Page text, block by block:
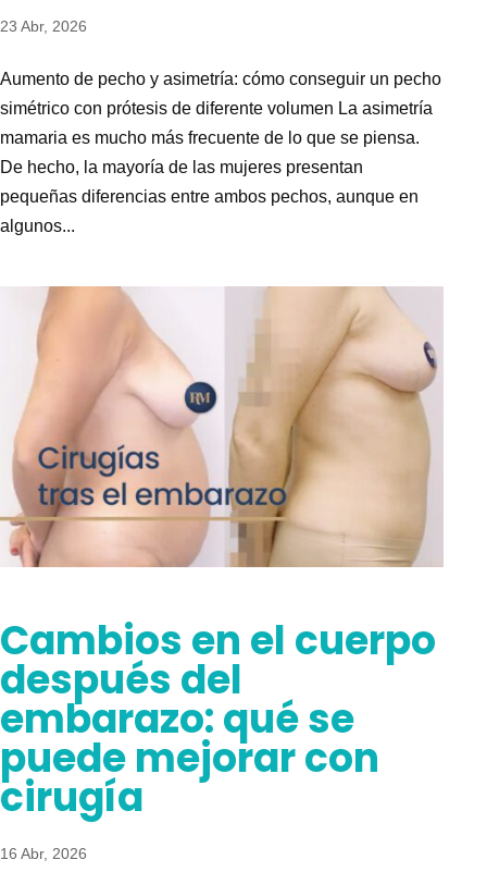
23 Abr, 2026
Aumento de pecho y asimetría: cómo conseguir un pecho
simétrico con prótesis de diferente volumen La asimetría
mamaria es mucho más frecuente de lo que se piensa.
De hecho, la mayoría de las mujeres presentan
pequeñas diferencias entre ambos pechos, aunque en
algunos...
Cambios en el cuerpo
después del
embarazo: qué se
puede mejorar con
cirugía
16 Abr, 2026